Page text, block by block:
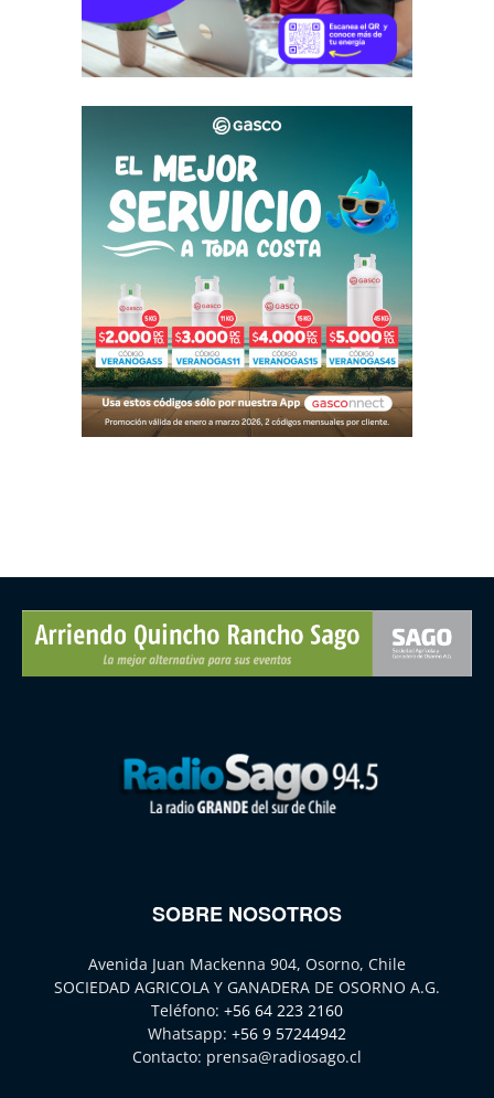
SOBRE NOSOTROS
Avenida Juan Mackenna 904, Osorno, Chile
SOCIEDAD AGRICOLA Y GANADERA DE OSORNO A.G.
Teléfono: +56 64 223 2160
Whatsapp: +56 9 57244942
Contacto: prensa@radiosago.cl